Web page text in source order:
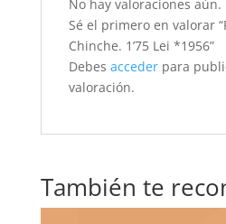
No hay valoraciones aún.
Sé el primero en valorar
Chinche. 1’75 Lei *1956”
Debes accederpara
valoración.
También te